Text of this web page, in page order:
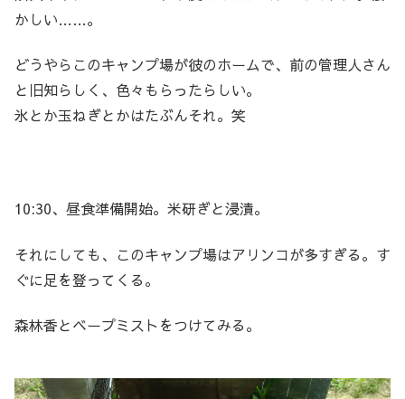
かしい……。
どうやらこのキャンプ場が彼のホームで、前の管理人さん
と旧知らしく、色々もらったらしい。
氷とか玉ねぎとかはたぶんそれ。笑
10:30、昼食準備開始。米研ぎと浸漬。
それにしても、このキャンプ場はアリンコが多すぎる。す
ぐに足を登ってくる。
森林香とベープミストをつけてみる。